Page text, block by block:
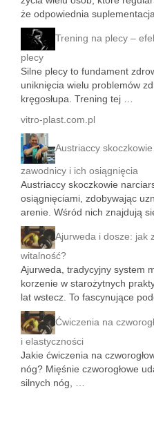
że odpowiednia
Trening na plecy –
plecy
Silne plecy to fundament
uniknięcia wielu problemów
kręgosłupa. Trening tej …
vitro-plast.com.pl
Austriaccy
zawodnicy i ich osiągnięcia
Austriaccy skoczkowie
osiągnięciami, zdobywając
arenie. Wśród nich znajdują
Ajurweda i dosze: jak
witalność?
Ajurweda, tradycyjny system
korzenie w starożytnych
lat wstecz. To fascynujące
Ćwiczenia na
i elastyczności
Jakie ćwiczenia na
nóg? Mięśnie czworogłowe
silnych nóg, …